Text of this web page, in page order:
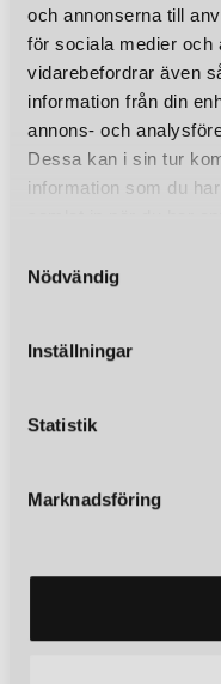
och annonserna till
för sociala medier och
vidarebefordrar även
information från din
annons- och
Dessa kan i sin tur
information som du
Nödvändig
Inställningar
Statistik
Marknadsföring